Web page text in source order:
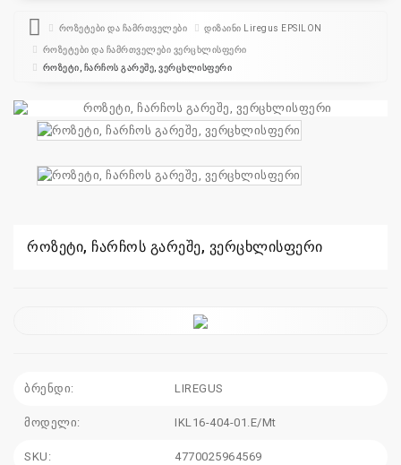
+995
511
110
115
როზეტები და ჩამრთველები დიზაინი Liregus EPSILON
როზეტები და ჩამრთველები ვერცხლისფერი
როზეტი, ჩარჩოს გარეშე, ვერცხლისფერი
როზეტი, ჩარჩოს გარეშე, ვერცხლისფერი
ბრენდი: LIREGUS
მოდელი: IKL16-404-01.E/Mt
SKU: 4770025964569